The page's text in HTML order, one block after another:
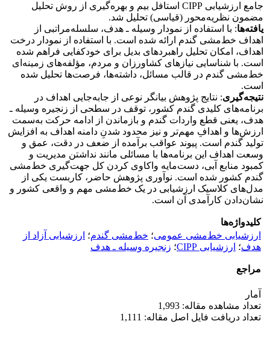
جامع ارزشیابی ‏CIPP‏ استافل‌ بیم و ‏بهره‌گیری از روش تحلیل
مضمون نظریه‌محور (قیاسی) تحلیل شد.
یافته‌ها: با استفاده از نمودار وسیله ـ هدف، سلسله‌مراتبی از
اهداف خط‌مشی گندم ارائه شده است. با استفاده از نمودار درخت
اهداف، امکان تحلیل راهبردهای بدیل برای خودکفایی فراهم شده
است. با شناسایی نیازهای کشاورزان و مردم، مؤلفه‌های زمینه‌ای
خط‌مشی گندم در قالب مسائل، داشته‌ها، فرصت‌ها تحلیل شده
است.
نتیجه‌‌گیری: نتایج پژوهش بیانگر نوعی از ‏جابه‌جایی اهداف در
برنامه‌های کلیدی گندم کشور، توقف در سطحی از زنجیره وسیله ـ
‏هدف، یعنی قطع ‏واردات گندم و بازماندن از ادامه حرکت به‌سمت
ارزش‌ها و اهدافِ مهم‌تر و نیز محدود شدنِ ‏دامنه ‏اهداف به افزایش
تولید گندم است. پیوند عواقب برآمده از ضعف در دقت، عمق و
وسعت اهداف این برنامه‌ها ‏با ‏مسائلی مانند نداشتن مدیریت و
کمبود منابع آبی، دست‌مایه واکاوی کردن کل جهت‌گیری خط‌مشی
گندم ‏کشور شده است.‏ نوآوری پژوهش حاضر، کاربست یکی از
مدل‌های کلاسیک ارزشیابی در یک خط‌مشی مهم و واقعی کشور و
نشان‌دادن کارآمدی آن است.
کلیدواژه‌ها
ارزشیابی خط‌مشی عمومی؛ خط‌مشی گندم؛ ارزشیابی آزاد از
هدف؛ ارزشیابی ‏CIPP ؛ زنجیره وسیله ـ ‏هدف
مراجع
آمار
تعداد مشاهده مقاله: 1,993
تعداد دریافت فایل اصل مقاله: 1,111